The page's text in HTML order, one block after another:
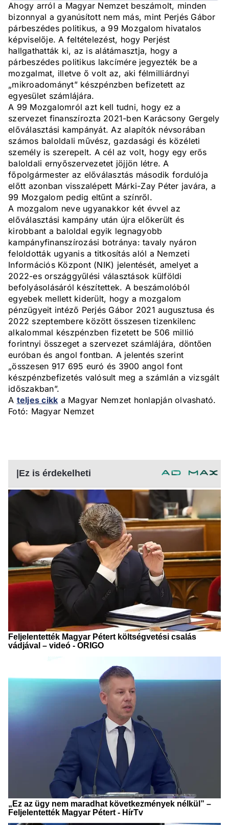
Ahogy arról a Magyar Nemzet beszámolt, minden
bizonnyal a gyanúsított nem más, mint Perjés Gábor
párbeszédes politikus, a 99 Mozgalom hivatalos
képviselője. A feltételezést, hogy Perjést
hallgathatták ki, az is alátámasztja, hogy a
párbeszédes politikus lakcímére jegyezték be a
mozgalmat, illetve ő volt az, aki félmilliárdnyi
„mikroadományt” készpénzben befizetett az
egyesület számlájára.
A 99 Mozgalomról azt kell tudni, hogy ez a
szervezet finanszírozta 2021-ben Karácsony Gergely
előválasztási kampányát. Az alapítók névsorában
számos baloldali művész, gazdasági és közéleti
személy is szerepelt. A cél az volt, hogy egy erős
baloldali ernyőszervezetet jöjjön létre. A
főpolgármester az előválasztás második fordulója
előtt azonban visszalépett Márki-Zay Péter javára, a
99 Mozgalom pedig eltűnt a színről.
A mozgalom neve ugyanakkor két évvel az
előválasztási kampány után újra előkerült és
kirobbant a baloldal egyik legnagyobb
kampányfinanszírozási botránya: tavaly nyáron
feloldották ugyanis a titkosítás alól a Nemzeti
Információs Központ (NIK) jelentését, amelyet a
2022-es országgyűlési választások külföldi
befolyásolásáról készítettek. A beszámolóból
egyebek mellett kiderült, hogy a mozgalom
pénzügyeit intéző Perjés Gábor 2021 augusztusa és
2022 szeptembere között összesen tizenkilenc
alkalommal készpénzben fizetett be 506 millió
forintnyi összeget a szervezet számlájára, döntően
euróban és angol fontban. A jelentés szerint
„összesen 917 695 euró és 3900 angol font
készpénzbefizetés valósult meg a számlán a vizsgált
időszakban”.
A teljes cikk a Magyar Nemzet honlapján olvasható.
Fotó: Magyar Nemzet